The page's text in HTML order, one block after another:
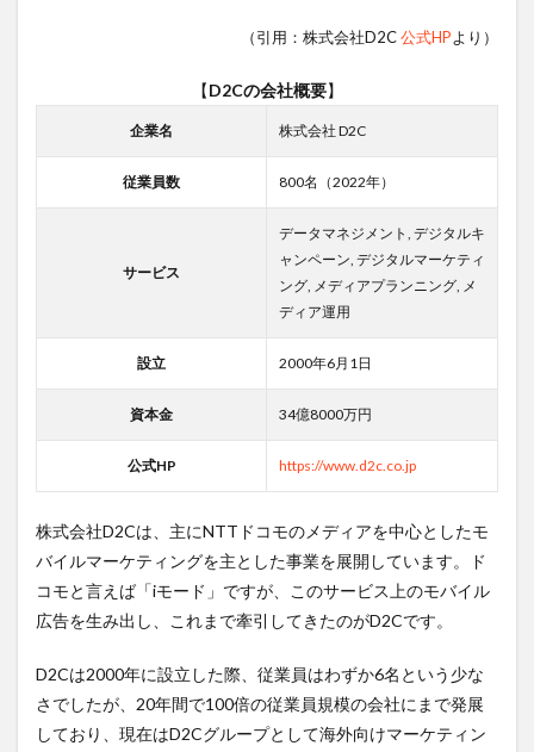
（引用：株式会社D2C公式HPより）
【D2Cの会社概要】
企業名 株式会社 D2C
従業員数 800名（2022年）
サービス
データマネジメント, デジタルキ
ャンペーン, デジタルマーケティ
ング, メディアプランニング, メ
ディア運用
設立 2000年6月1日
資本金 34億8000万円
公式HP https://www.d2c.co.jp
株式会社D2Cは、主にNTTドコモのメディアを中心としたモ
バイルマーケティングを主とした事業を展開しています。ド
コモと言えば「iモード」ですが、このサービス上のモバイル
広告を生み出し、これまで牽引してきたのがD2Cです。
D2Cは2000年に設立した際、従業員はわずか6名という少な
さでしたが、20年間で100倍の従業員規模の会社にまで発展
しており、現在はD2Cグループとして海外向けマーケティン